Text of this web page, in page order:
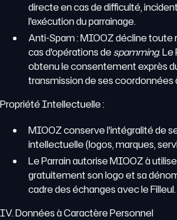
directe en cas de difficulté,
l'exécution du parrainage.
Anti-Spam : MIOOZ décline toute
cas d'opérations despamming. Le
obtenu le consentement exprès
transmission de ses coordonnées
Propriété Intellectuelle :
MIOOZ conserve l'intégralité de
intellectuelle (logos, marques,
Le Parrain autorise MIOOZ à
gratuitement son logo et sa
cadre des échanges avec le Filleul.
IV. Données à Caractère Personnel